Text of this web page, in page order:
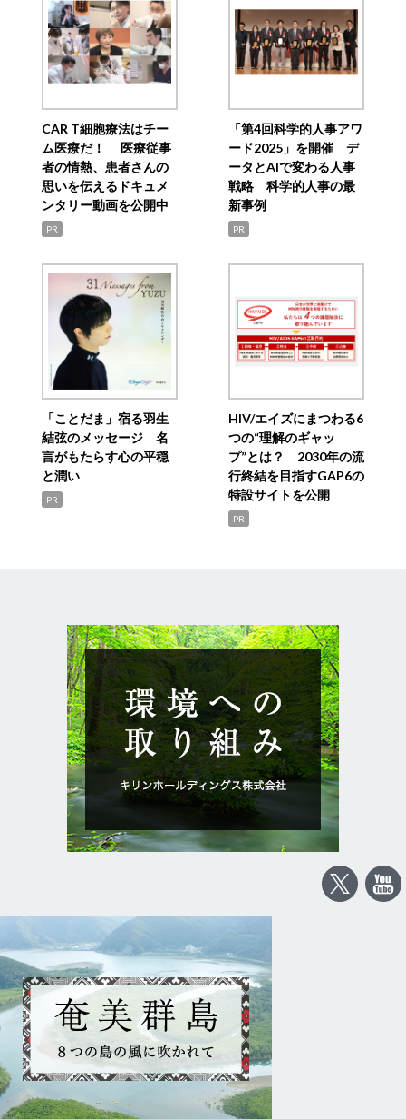
CAR T細胞療法はチー
ム医療だ！ 医療従事
者の情熱、患者さんの
思いを伝えるドキュメ
ンタリー動画を公開中
PR
「第4回科学的人事アワ
ード2025」を開催 デ
ータとAIで変わる人事
戦略 科学的人事の最
新事例
PR
「ことだま」宿る羽生
結弦のメッセージ 名
言がもたらす心の平穏
と潤い
PR
HIV/エイズにまつわる6
つの“理解のギャッ
プ”とは？ 2030年の流
行終結を目指すGAP6の
特設サイトを公開
PR